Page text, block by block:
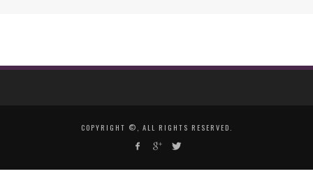
COPYRIGHT ©, ALL RIGHTS RESERVED.